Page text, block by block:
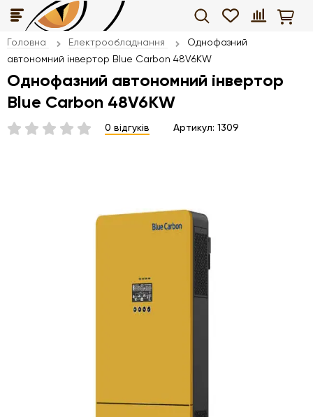
Головна Електрообладнання
Однофазний
автономний інвертор Blue Carbon 48V6KW
Однофазний автономний інвертор
Blue Carbon 48V6KW
0 відгуків Артикул: 1309